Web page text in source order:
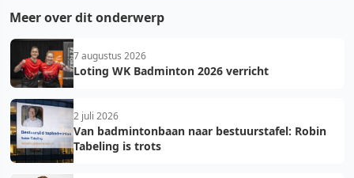
Meer over dit onderwerp
7 augustus 2026
Loting WK Badminton 2026 verricht
2 juli 2026
Van badmintonbaan naar bestuurstafel: Robin
Tabeling is trots